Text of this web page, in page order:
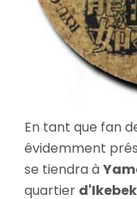
En tant que fan
évidemment
se tiendra à
quartier